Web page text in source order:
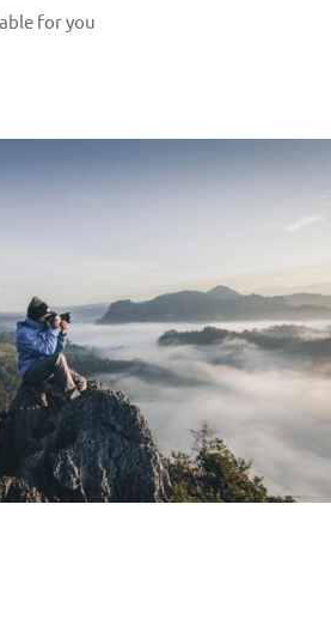
for you